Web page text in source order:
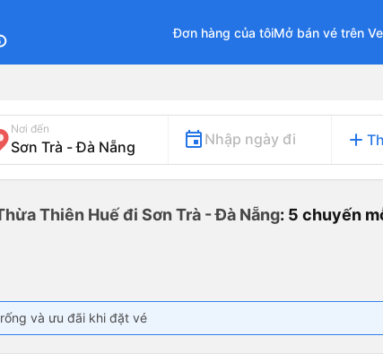
Đơn hàng của tôiMở bán vé trên
Nơi đến
Nhập ngày đi add
Thiên Huế đi Sơn Trà - Đà Nẵng: 5 chuyến
và ưu đãi khi đặt vé